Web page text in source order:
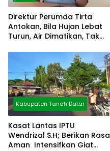
Direktur Perumda Tirta
Antokan, Bila Hujan Lebat
Turun, Air Dimatikan, Tak
Kabupaten Tanah Datar
Kasat Lantas IPTU
Wendrizal S.H; Berikan Rasa
Aman Intensifkan Giat